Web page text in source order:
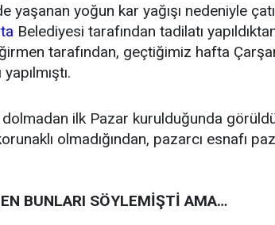
yaşanan yoğun kar yağışı nedeniyle
Belediyesi tarafından tadilatı
tarafından, geçtiğimiz hafta
dolmadan ilk Pazar kurulduğunda
olmadığından, pazarcı esnafı
BUNLARI SÖYLEMİŞTİ AMA…